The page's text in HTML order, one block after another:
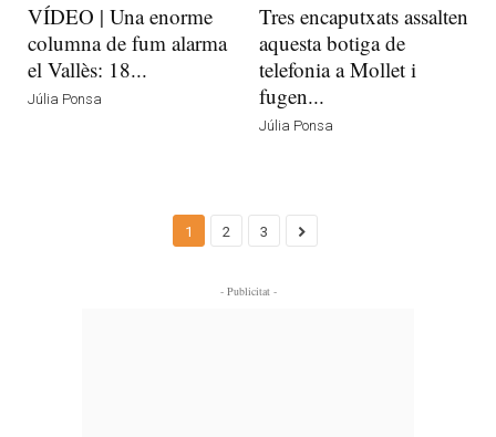
VÍDEO | Una enorme
columna de fum alarma
el Vallès: 18...
Júlia Ponsa
Tres encaputxats assalten
aquesta botiga de
telefonia a Mollet i
fugen...
Júlia Ponsa
1 2 3
- Publicitat -